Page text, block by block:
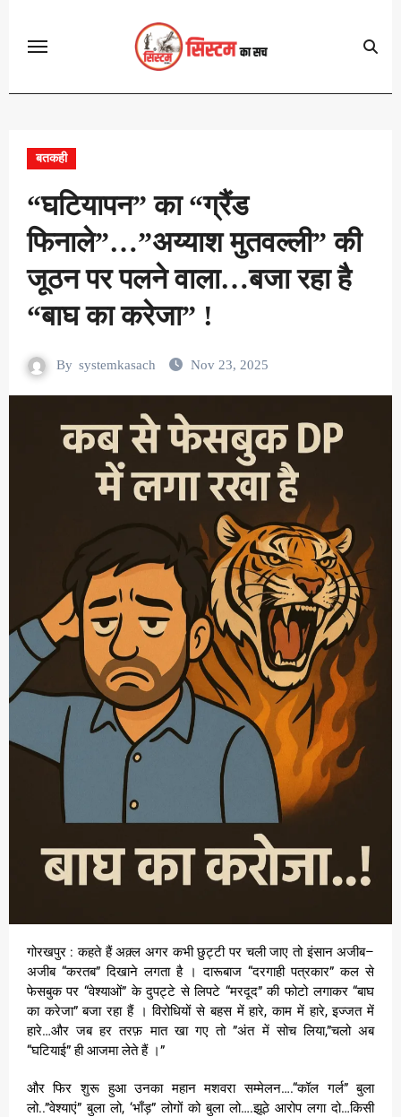
बतकही
“घटियापन” का “ग्रैंड
फिनाले”…”अय्याश मुतवल्ली” की
जूठन पर पलने वाला…बजा रहा है
“बाघ का करेजा” !
By systemkasach Nov 23, 2025
गोरखपुर : कहते हैं अक़्ल अगर कभी छुट्टी पर चली जाए तो इंसान अजीब–
अजीब “करतब” दिखाने लगता है । दारूबाज “दरगाही पत्रकार” कल से
फेसबुक पर “वेश्याओं” के दुपट्टे से लिपटे “मरदूद” की फोटो लगाकर “बाघ
का करेजा” बजा रहा हैं । विरोधियों से बहस में हारे, काम में हारे, इज्जत में
हारे…और जब हर तरफ़ मात खा गए तो ”अंत में सोच लिया,”चलो अब
“घटियाई” ही आजमा लेते हैं ।”
और फिर शुरू हुआ उनका महान मशवरा सम्मेलन….“कॉल गर्ल” बुला
लो..”वेश्याएं” बुला लो, ‘भाँड़” लोगों को बुला लो….झूठे आरोप लगा दो…किसी